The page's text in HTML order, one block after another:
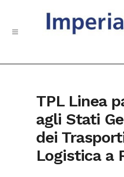
TPL Linea
agli Stati
dei
Logistica a